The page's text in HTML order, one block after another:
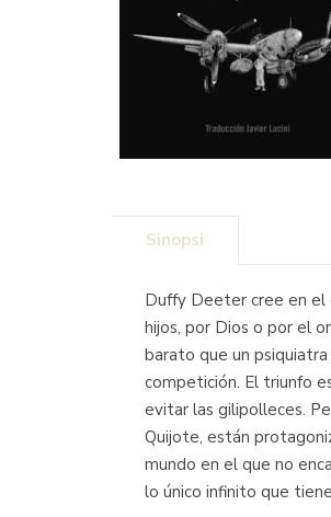
Sinopsi
Duffy Deeter cree en el
hijos, por Dios o por el
barato que un
competición. El triunfo
evitar las gilipolleces.
Quijote, están
mundo en el que no
lo único infinito que tiene